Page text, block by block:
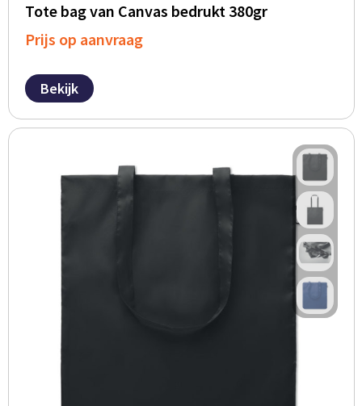
Tote bag van Canvas bedrukt 380gr
Prijs op aanvraag
Bekijk